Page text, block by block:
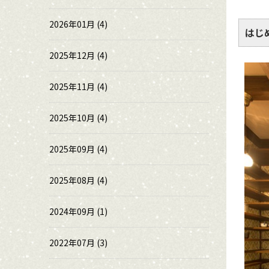
はじ
2026年01月 (4)
2025年12月 (4)
2025年11月 (4)
2025年10月 (4)
2025年09月 (4)
2025年08月 (4)
2024年09月 (1)
2022年07月 (3)